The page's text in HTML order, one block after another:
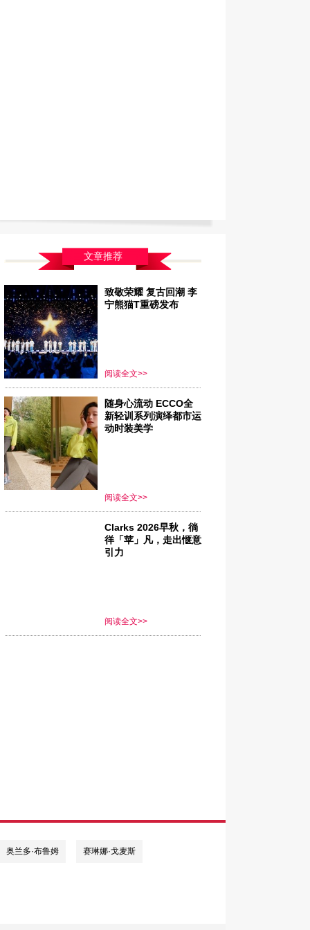
文章推荐
致敬荣耀 复古回潮 李
宁熊猫T重磅发布
阅读全文>>
随身心流动 ECCO全
新轻训系列演绎都市运
动时装美学
阅读全文>>
Clarks 2026早秋，徜
徉「苹」凡，走出惬意
引力
阅读全文>>
奥兰多·布鲁姆 赛琳娜·戈麦斯